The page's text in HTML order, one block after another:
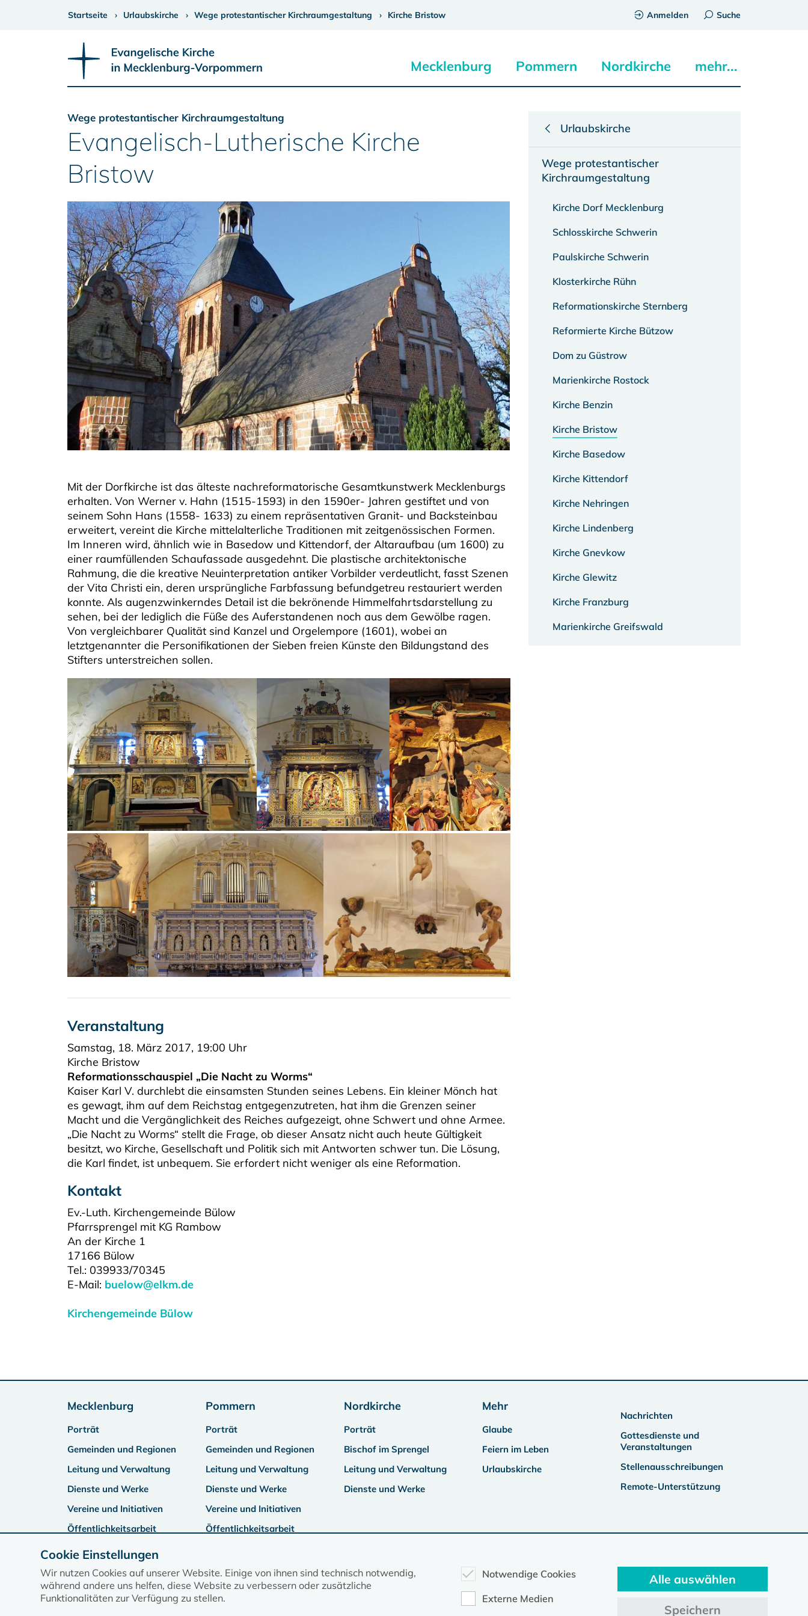
Startseite Urlaubskirche Wege protestantischer Kirchraumgestaltung Kirche Bristow Anmelden Suche
Mecklenburg Pommern Nordkirche mehr...
Wege protestantischer Kirchraumgestaltung
Evangelisch-Lutherische Kirche
Bristow
Mit der Dorfkirche ist das älteste nachreformatorische Gesamtkunstwerk Mecklenburgs
erhalten. Von Werner v. Hahn (1515-1593) in den 1590er- Jahren gestiftet und von
seinem Sohn Hans (1558- 1633) zu einem repräsentativen Granit- und Backsteinbau
erweitert, vereint die Kirche mittelalterliche Traditionen mit zeitgenössischen Formen.
Im Inneren wird, ähnlich wie in Basedow und Kittendorf, der Altaraufbau (um 1600) zu
einer raumfüllenden Schaufassade ausgedehnt. Die plastische architektonische
Rahmung, die die kreative Neuinterpretation antiker Vorbilder verdeutlicht, fasst Szenen
der Vita Christi ein, deren ursprüngliche Farbfassung befundgetreu restauriert werden
konnte. Als augenzwinkerndes Detail ist die bekrönende Himmelfahrtsdarstellung zu
sehen, bei der lediglich die Füße des Auferstandenen noch aus dem Gewölbe ragen.
Von vergleichbarer Qualität sind Kanzel und Orgelempore (1601), wobei an
letztgenannter die Personifikationen der Sieben freien Künste den Bildungstand des
Stifters unterstreichen sollen.
Veranstaltung
Samstag, 18. März 2017, 19:00 Uhr
Kirche Bristow
Reformationsschauspiel „Die Nacht zu Worms“
Kaiser Karl V. durchlebt die einsamsten Stunden seines Lebens. Ein kleiner Mönch hat
es gewagt, ihm auf dem Reichstag entgegenzutreten, hat ihm die Grenzen seiner
Macht und die Vergänglichkeit des Reiches aufgezeigt, ohne Schwert und ohne Armee.
„Die Nacht zu Worms“ stellt die Frage, ob dieser Ansatz nicht auch heute Gültigkeit
besitzt, wo Kirche, Gesellschaft und Politik sich mit Antworten schwer tun. Die Lösung,
die Karl findet, ist unbequem. Sie erfordert nicht weniger als eine Reformation.
Kontakt
Ev.-Luth. Kirchengemeinde Bülow
Pfarrsprengel mit KG Rambow
An der Kirche 1
17166 Bülow
Tel.: 039933/70345
E-Mail: buelow@elkm.de
Kirchengemeinde Bülow
Urlaubskirche
Wege protestantischer
Kirchraumgestaltung
Kirche Dorf Mecklenburg
Schlosskirche Schwerin
Paulskirche Schwerin
Klosterkirche Rühn
Reformationskirche Sternberg
Reformierte Kirche Bützow
Dom zu Güstrow
Marienkirche Rostock
Kirche Benzin
Kirche Bristow
Kirche Basedow
Kirche Kittendorf
Kirche Nehringen
Kirche Lindenberg
Kirche Gnevkow
Kirche Glewitz
Kirche Franzburg
Marienkirche Greifswald
Mecklenburg
Porträt
Gemeinden und Regionen
Leitung und Verwaltung
Dienste und Werke
Vereine und Initiativen
Öffentlichkeitsarbeit
Pommern
Porträt
Gemeinden und Regionen
Leitung und Verwaltung
Dienste und Werke
Vereine und Initiativen
Öffentlichkeitsarbeit
Nordkirche
Porträt
Bischof im Sprengel
Leitung und Verwaltung
Dienste und Werke
Mehr
Glaube
Feiern im Leben
Urlaubskirche
Nachrichten
Gottesdienste und
Veranstaltungen
Stellenausschreibungen
Remote-Unterstützung
Impressum
Cookie Einstellungen
Wir nutzen Cookies auf unserer Website. Einige von ihnen sind technisch notwendig,
während andere uns helfen, diese Website zu verbessern oder zusätzliche
Funktionalitäten zur Verfügung zu stellen.
Notwendige Cookies
Externe Medien
Alle auswählen
Speichern